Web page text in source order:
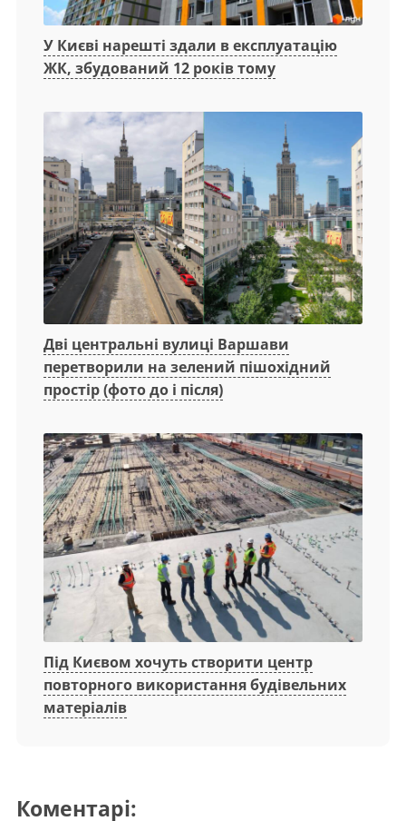
У Києві нарешті здали в експлуатацію
ЖК, збудований 12 років тому
Дві центральні вулиці Варшави
перетворили на зелений пішохідний
простір (фото до і після)
Під Києвом хочуть створити центр
повторного використання будівельних
матеріалів
Коментарі: